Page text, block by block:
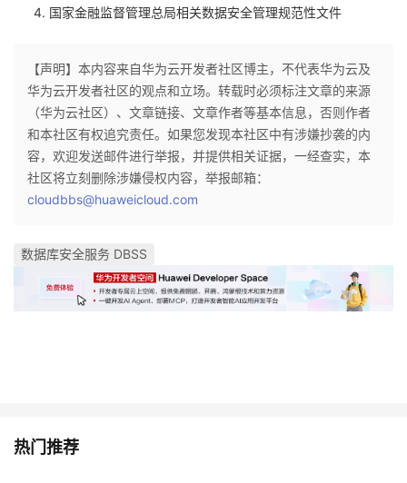
国家金融监督管理总局相关数据安全管理规范性文件
【声明】本内容来自华为云开发者社区博主，不代表华为云及
华为云开发者社区的观点和立场。转载时必须标注文章的来源
（华为云社区）、文章链接、文章作者等基本信息，否则作者
和本社区有权追究责任。如果您发现本社区中有涉嫌抄袭的内
容，欢迎发送邮件进行举报，并提供相关证据，一经查实，本
社区将立刻删除涉嫌侵权内容，举报邮箱：
cloudbbs@huaweicloud.com
数据库安全服务 DBSS
热门推荐